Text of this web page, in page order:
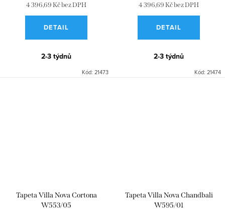
4 396,69 Kč bez DPH
DETAIL
2-3 týdnů
Kód: 21473
4 396,69 Kč bez DPH
DETAIL
2-3 týdnů
Kód: 21474
Tapeta Villa Nova Cortona
W553/05
Tapeta Villa Nova Chandbali
W595/01